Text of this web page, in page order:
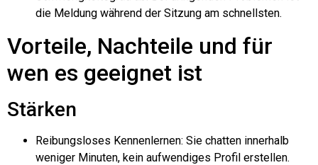
die Meldung während der Sitzung am schnellsten.
Vorteile, Nachteile und für
wen es geeignet ist
Stärken
Reibungsloses Kennenlernen: Sie chatten innerhalb
weniger Minuten, kein aufwendiges Profil erstellen.